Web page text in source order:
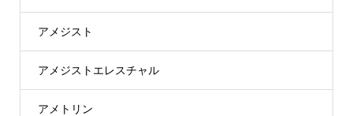
アメジスト
アメジストエレスチャル
アメトリン